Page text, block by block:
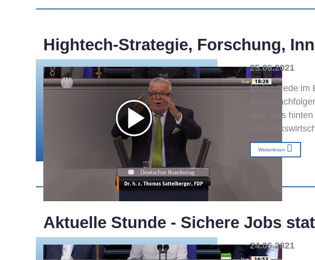
Hightech-Strategie, Forschung,
25.06.2021
Meine Rede im
ihren
aber was
und
Weiterlesen
Aktuelle Stunde - Sichere Jobs
24.06.2021